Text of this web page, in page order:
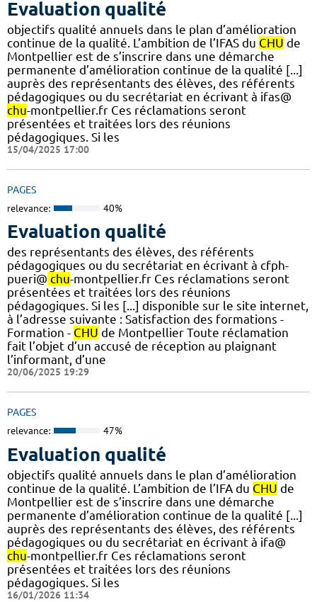
Evaluation qualité
objectifs qualité annuels dans le plan d’amélioration
continue de la qualité. L’ambition de l’IFAS du CHU de
Montpellier est de s’inscrire dans une démarche
permanente d’amélioration continue de la qualité [...]
auprès des représentants des élèves, des référents
pédagogiques ou du secrétariat en écrivant à ifas@
chu-montpellier.fr Ces réclamations seront
présentées et traitées lors des réunions
pédagogiques. Si les
15/04/2025 17:00
PAGES
relevance: 40%
Evaluation qualité
des représentants des élèves, des référents
pédagogiques ou du secrétariat en écrivant à cfph-
pueri@ chu-montpellier.fr Ces réclamations seront
présentées et traitées lors des réunions
pédagogiques. Si les [...] disponible sur le site internet,
à l’adresse suivante : Satisfaction des formations -
Formation - CHU de Montpellier Toute réclamation
fait l’objet d’un accusé de réception au plaignant
l’informant, d’une
20/06/2025 19:29
PAGES
relevance: 47%
Evaluation qualité
objectifs qualité annuels dans le plan d’amélioration
continue de la qualité. L’ambition de l’IFA du CHU de
Montpellier est de s’inscrire dans une démarche
permanente d’amélioration continue de la qualité [...]
auprès des représentants des élèves, des référents
pédagogiques ou du secrétariat en écrivant à ifa@
chu-montpellier.fr Ces réclamations seront
présentées et traitées lors des réunions
pédagogiques. Si les
16/01/2026 11:34